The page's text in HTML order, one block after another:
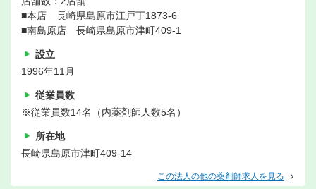
■本店 長崎県島原市江戸丁1873-6
■南島原店 長崎県島原市津町409-1
設立
1996年11月
従業員数
※従業員数14名（内薬剤師人数5名）
所在地
長崎県島原市津町409-14
この法人の他の薬剤師求人を見る